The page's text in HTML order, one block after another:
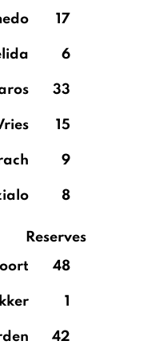
17
6
33
15
9
8
Reserves
48
1
42